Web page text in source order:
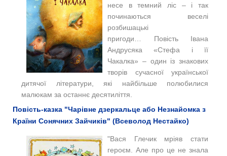
несе в темний ліс – і так
починаються веселі
розбишацькі
пригоди… Повість Івана
Андрусяка «Стефа і її
Чакалка» – один із знакових
творів сучасної української
дитячої літератури, які найбільше полюбилися
малюкам за останнє десятиліття.
Повість-казка "Чарівне дзеркальце або Незнайомка з
Країни Сонячних Зайчиків" (Всеволод Нестайко)
"Вася Глечик мріяв стати
героєм. Але про це не знала